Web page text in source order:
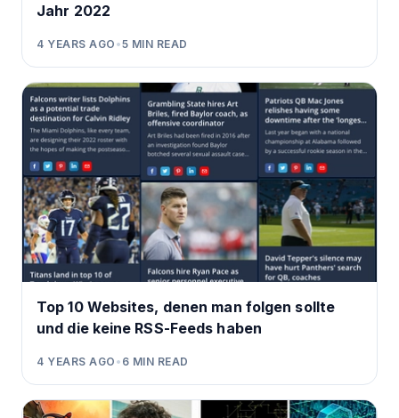
Jahr 2022
4 YEARS AGO •5 MIN READ
Top 10 Websites, denen man folgen sollte
und die keine RSS-Feeds haben
4 YEARS AGO • 6 MIN READ